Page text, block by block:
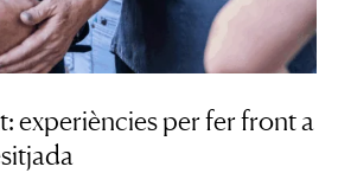
experiències per fer front a